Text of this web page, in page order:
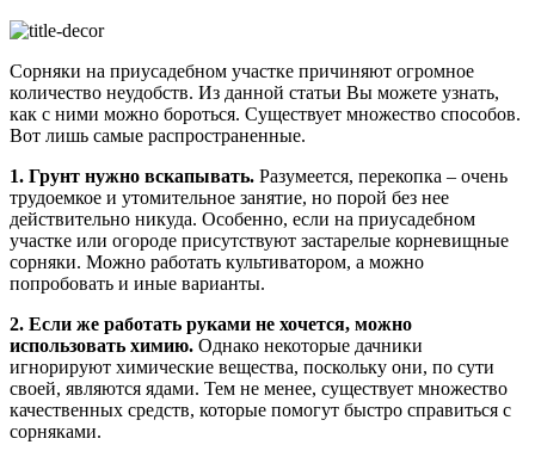
Сорняки на приусадебном участке причиняют огромное
количество неудобств. Из данной статьи Вы можете узнать,
как с ними можно бороться. Существует множество способов.
Вот лишь самые распространенные.
1. Грунт нужно вскапывать. Разумеется, перекопка – очень
трудоемкое и утомительное занятие, но порой без нее
действительно никуда. Особенно, если на приусадебном
участке или огороде присутствуют застарелые корневищные
сорняки. Можно работать культиватором, а можно
попробовать и иные варианты.
2. Если же работать руками не хочется, можно
использовать химию. Однако некоторые дачники
игнорируют химические вещества, поскольку они, по сути
своей, являются ядами. Тем не менее, существует множество
качественных средств, которые помогут быстро справиться с
сорняками.